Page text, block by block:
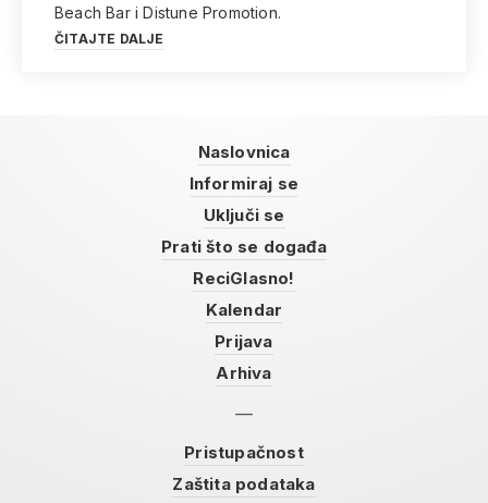
Beach Bar i Distune Promotion.
ČITAJTE DALJE
Naslovnica
Informiraj se
Uključi se
Prati što se događa
ReciGlasno!
Kalendar
Prijava
Arhiva
Pristupačnost
Zaštita podataka